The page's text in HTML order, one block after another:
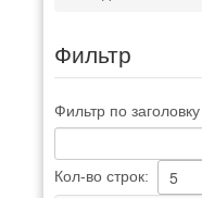
Фильтр
Фильтр по заголовку
Кол-во строк: